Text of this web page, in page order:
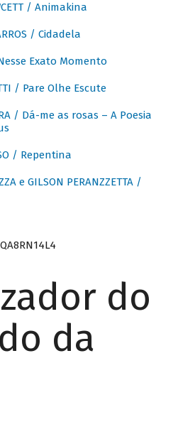
/ Animakina
/ Cidadela
Exato Momento
/ Pare Olhe Escute
/ Dá-me as rosas – A Poesia
/ Repentina
e GILSON PERANZZETTA /
do
da